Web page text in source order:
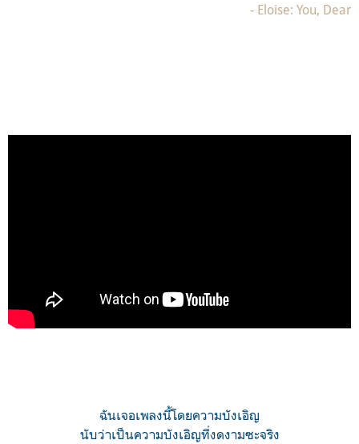
- Eloise: You, Dear
ฉันเจอเพลงนี้โดยความบังเอิญ
นับว่าเป็นความบังเอิญที่งดงามซะจริง